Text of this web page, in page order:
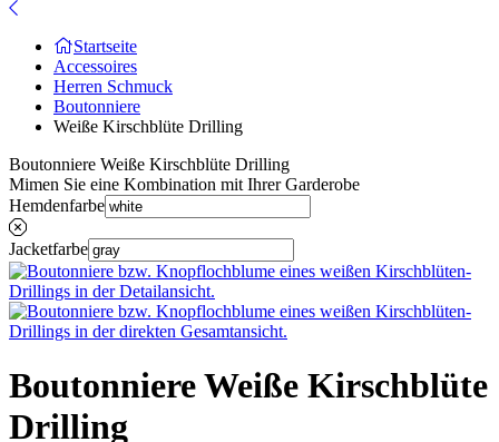
Startseite
Accessoires
Herren Schmuck
Boutonniere
Weiße Kirschblüte Drilling
Boutonniere Weiße Kirschblüte Drilling
Mimen Sie eine Kombination mit Ihrer Garderobe
Hemdenfarbe
Jacketfarbe
Boutonniere Weiße Kirschblüte
Drilling